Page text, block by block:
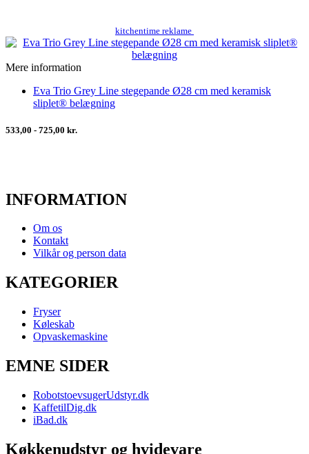
kitchentime reklame
Mere information
Eva Trio Grey Line stegepande Ø28 cm med keramisk
sliplet® belægning
533,00 - 725,00 kr.
INFORMATION
Om os
Kontakt
Vilkår og person data
KATEGORIER
Fryser
Køleskab
Opvaskemaskine
EMNE SIDER
RobotstoevsugerUdstyr.dk
KaffetilDig.dk
iBad.dk
Køkkenudstyr og hvidevare